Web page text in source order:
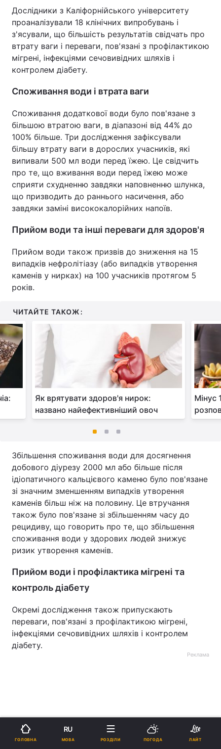
Дослідники з Каліфорнійського університету
проаналізували 18 клінічних випробувань і
з'ясували, що більшість результатів свідчать про
втрату ваги і переваги, пов'язані з профілактикою
мігрені, інфекціями сечовивідних шляхів і
контролем діабету.
Споживання води і втрата ваги
Споживання додаткової води було пов'язане з
більшою втратою ваги, в діапазоні від 44% до
100% більше. Три дослідження зафіксували
більшу втрату ваги в дорослих учасників, які
випивали 500 мл води перед їжею. Це свідчить
про те, що вживання води перед їжею може
сприяти схудненню завдяки наповненню шлунка,
що призводить до раннього насичення, або
завдяки заміні висококалорійних напоїв.
Прийом води та інші переваги для здоров'я
Прийом води також призвів до зниження на 15
випадків нефролітіазу (або випадків утворення
каменів у нирках) на 100 учасників протягом 5
років.
ЧИТАЙТЕ ТАКОЖ:
Як врятувати здоров'я нирок:
названо найефективніший овоч
Мінус
Збільшення споживання води для досягнення
добового діурезу 2000 мл або більше після
ідіопатичного кальцієвого каменю було пов'язане
зі значним зменшенням випадків утворення
каменів більш ніж на половину. Це втручання
також було пов'язане зі збільшенням часу до
рецидиву, що говорить про те, що збільшення
споживання води у здорових людей знижує
ризик утворення каменів.
Прийом води і профілактика мігрені та
контроль діабету
Окремі дослідження також припускають
переваги, пов'язані з профілактикою мігрені,
інфекціями сечовивідних шляхів і контролем
діабету.
Реклама
ad
ГОЛОВНА
RU
МОВА РОЗДІЛИ ПОГОДА ЛАЙТ